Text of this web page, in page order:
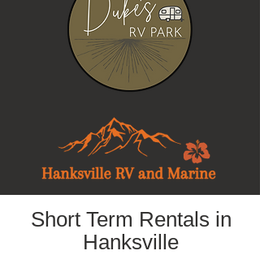
Short Term Rentals in
Hanksville